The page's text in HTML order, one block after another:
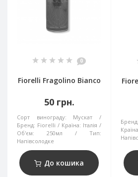
0
Fiorelli Fragolino Bianco
50 грн.
Сорт винограду:
Мускат
Бренд: Fiorelli Країна: Італія
Об'єм:
250мл
Тип:
Напівсолодке
До кошика
Бренд: